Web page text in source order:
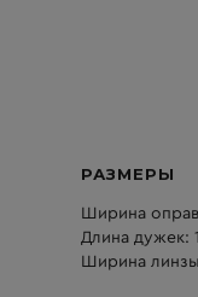
РАЗМЕРЫ
Ширина
Длина дужек:
Ширина